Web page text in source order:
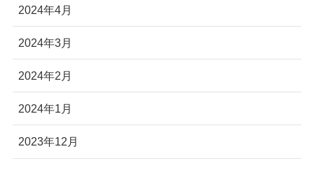
2024年4月
2024年3月
2024年2月
2024年1月
2023年12月